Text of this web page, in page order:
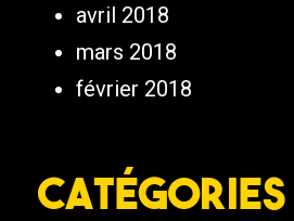
avril 2018
mars 2018
février 2018
Catégories